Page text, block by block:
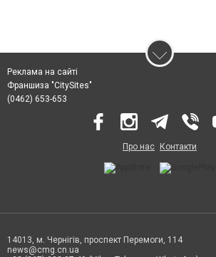
Реклама на сайті
Франшиза "CitySites"
(0462) 653-653
Про нас Контакти
14013, м. Чернігів, проспект Перемоги, 114
news@cmg.cn.ua